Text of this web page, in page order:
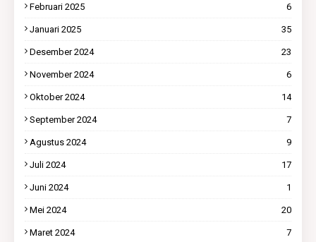
Februari 2025 6
Januari 2025 35
Desember 2024 23
November 2024 6
Oktober 2024 14
September 2024 7
Agustus 2024 9
Juli 2024 17
Juni 2024 1
Mei 2024 20
Maret 2024 7